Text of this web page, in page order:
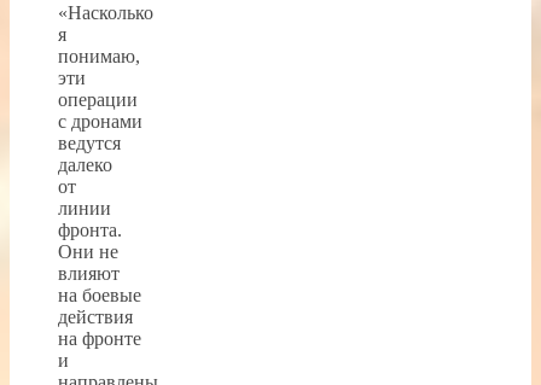
«Насколько
я
понимаю,
эти
операции
с дронами
ведутся
далеко
от
линии
фронта.
Они не
влияют
на боевые
действия
на фронте
и